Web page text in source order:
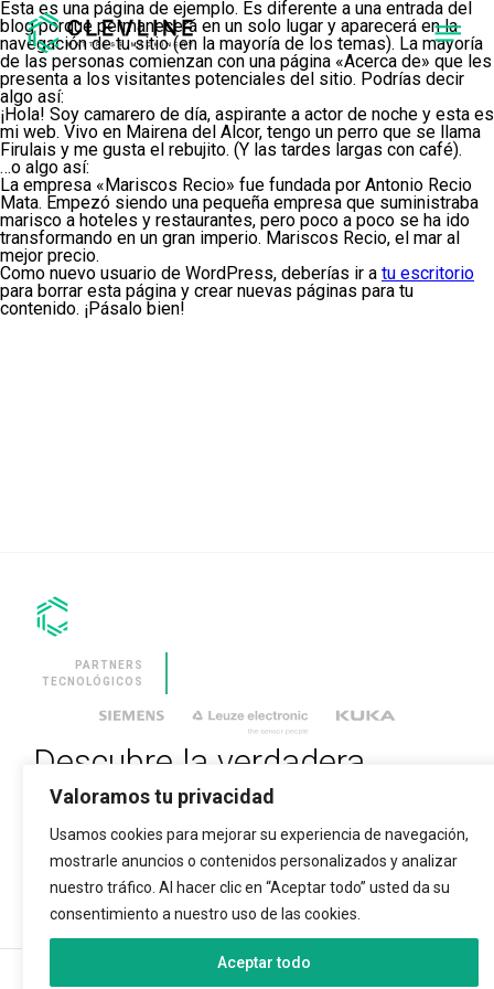
Valoramos tu privacidad
Usamos cookies para mejorar su experiencia de navegación,
mostrarle anuncios o contenidos personalizados y analizar
nuestro tráfico. Al hacer clic en “Aceptar todo” usted da su
consentimiento a nuestro uso de las cookies.
Aceptar todo
SOBRE NOSOTROS
PRODUCTOS
NUESTRAS MÁQUINAS
CLEVONE
MÁQUINA DE
ACOLCHAR CON
4 CABEZALES DE
COSTURA
INDEPENDIENTES
MERCADO.
MÁQUINA
INTEGRADA Y
SINCRONIZADA
CLEVDYNAMIC
SOFTWARE PARA
LA GESTIÓN DE
PLANTAS DE
FABRICACIÓN DE
COLCHONES.
Esta es una página de ejemplo. Es diferente a una entrada del
blog porque permanecerá en un solo lugar y aparecerá en la
navegación de tu sitio (en la mayoría de los temas). La mayoría
de las personas comienzan con una página «Acerca de» que les
presenta a los visitantes potenciales del sitio. Podrías decir
algo así:
¡Hola! Soy camarero de día, aspirante a actor de noche y esta es
mi web. Vivo en Mairena del Alcor, tengo un perro que se llama
Firulais y me gusta el rebujito. (Y las tardes largas con café).
…o algo así:
La empresa «Mariscos Recio» fue fundada por Antonio Recio
Mata. Empezó siendo una pequeña empresa que suministraba
marisco a hoteles y restaurantes, pero poco a poco se ha ido
transformando en un gran imperio. Mariscos Recio, el mar al
mejor precio.
Como nuevo usuario de WordPress, deberías ir a tu escritorio
para borrar esta página y crear nuevas páginas para tu
contenido. ¡Pásalo bien!
PARTNERS
TECNOLÓGICOS
Descubre la verdadera
revolución tecnológica
INTRODUCE TU EMAIL PARA SUSCRIBIRTE